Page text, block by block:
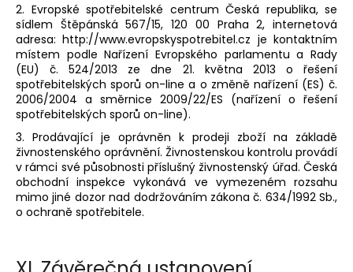
2. Evropské spotřebitelské centrum Česká republika, se
sídlem Štěpánská 567/15, 120 00 Praha 2, internetová
adresa: http://www.evropskyspotrebitel.cz je kontaktním
místem podle Nařízení Evropského parlamentu a Rady
(EU) č. 524/2013 ze dne 21. května 2013 o řešení
spotřebitelských sporů on-line a o změně nařízení (ES) č.
2006/2004 a směrnice 2009/22/ES (nařízení o řešení
spotřebitelských sporů on-line).
3. Prodávající je oprávněn k prodeji zboží na základě
živnostenského oprávnění. Živnostenskou kontrolu provádí
v rámci své působnosti příslušný živnostenský úřad. Česká
obchodní inspekce vykonává ve vymezeném rozsahu
mimo jiné dozor nad dodržováním zákona č. 634/1992 Sb.,
o ochraně spotřebitele.